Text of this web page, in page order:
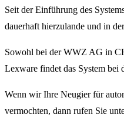
Seit der Einführung des
dauerhaft hierzulande und in
Sowohl bei der WWZ AG in
Lexware findet das System bei
Wenn wir Ihre Neugier für
vermochten, dann rufen Sie